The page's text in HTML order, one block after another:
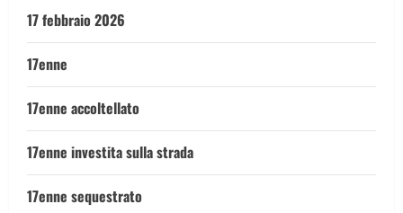
17 febbraio 2026
17enne
17enne accoltellato
17enne investita sulla strada
17enne sequestrato